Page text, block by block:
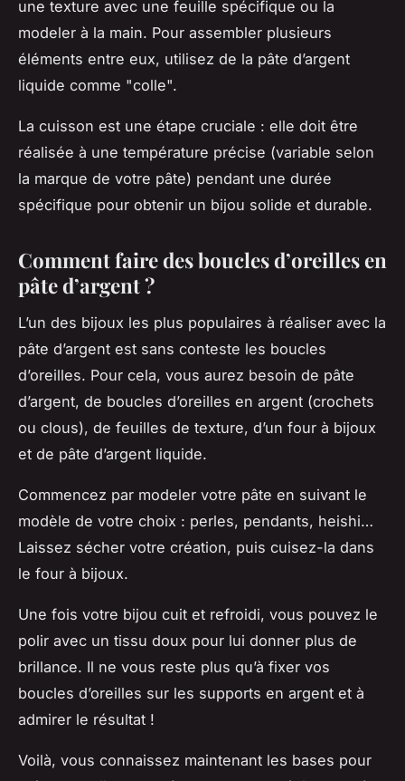
une texture avec une feuille spécifique ou la
modeler à la main. Pour assembler plusieurs
éléments entre eux, utilisez de la pâte d’argent
liquide comme "colle".
La cuisson est une étape cruciale : elle doit être
réalisée à une température précise (variable selon
la marque de votre pâte) pendant une durée
spécifique pour obtenir un bijou solide et durable.
Comment faire des boucles d’oreilles en
pâte d’argent ?
L’un des bijoux les plus populaires à réaliser avec la
pâte d’argent est sans conteste les boucles
d’oreilles. Pour cela, vous aurez besoin de pâte
d’argent, de boucles d’oreilles en argent (crochets
ou clous), de feuilles de texture, d’un four à bijoux
et de pâte d’argent liquide.
Commencez par modeler votre pâte en suivant le
modèle de votre choix : perles, pendants, heishi…
Laissez sécher votre création, puis cuisez-la dans
le four à bijoux.
Une fois votre bijou cuit et refroidi, vous pouvez le
polir avec un tissu doux pour lui donner plus de
brillance. Il ne vous reste plus qu’à fixer vos
boucles d’oreilles sur les supports en argent et à
admirer le résultat !
Voilà, vous connaissez maintenant les bases pour